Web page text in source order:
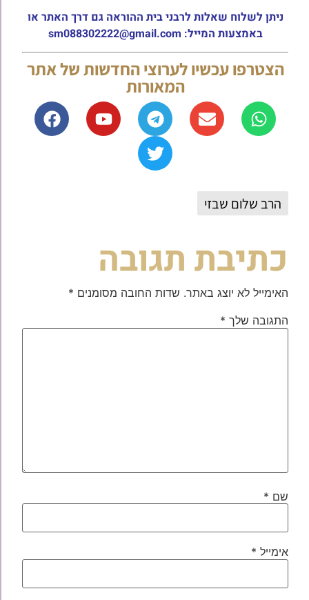
ניתן לשלוח שאלות לרבני בית ההוראה גם דרך האתר או
באמצעות המייל: sm088302222@gmail.com
הצטרפו עכשיו לערוצי החדשות של אתר
המאורות
הרב שלום שבזי
כתיבת תגובה
האימייל לא יוצג באתר. שדות החובה מסומנים *
התגובה שלך *
שם *
אימייל *